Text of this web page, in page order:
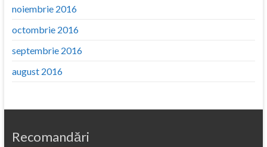
noiembrie 2016
octombrie 2016
septembrie 2016
august 2016
Recomandări